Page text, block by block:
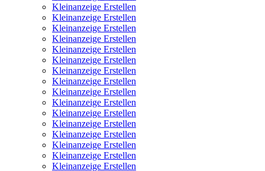
Kleinanzeige Erstellen
Kleinanzeige Erstellen
Kleinanzeige Erstellen
Kleinanzeige Erstellen
Kleinanzeige Erstellen
Kleinanzeige Erstellen
Kleinanzeige Erstellen
Kleinanzeige Erstellen
Kleinanzeige Erstellen
Kleinanzeige Erstellen
Kleinanzeige Erstellen
Kleinanzeige Erstellen
Kleinanzeige Erstellen
Kleinanzeige Erstellen
Kleinanzeige Erstellen
Kleinanzeige Erstellen